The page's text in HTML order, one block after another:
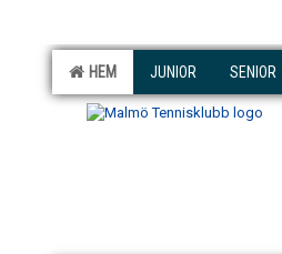
HEM JUNIOR SENIOR